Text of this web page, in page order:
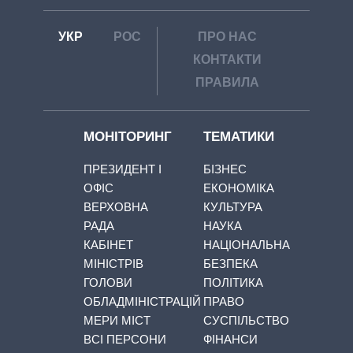
УКР РОС
ПРО НАС
КОНТАКТИ
ПРАВИЛА
МОНІТОРИНГ
ПРЕЗИДЕНТ І
ОФІС
ВЕРХОВНА
РАДА
КАБІНЕТ
МІНІСТРІВ
ГОЛОВИ
ОБЛАДМІНІСТРАЦІЙ
МЕРИ МІСТ
ВСІ ПЕРСОНИ
ТЕМАТИКИ
БІЗНЕС
ЕКОНОМІКА
КУЛЬТУРА
НАУКА
НАЦІОНАЛЬНА
БЕЗПЕКА
ПОЛІТИКА
ПРАВО
СУСПІЛЬСТВО
ФІНАНСИ